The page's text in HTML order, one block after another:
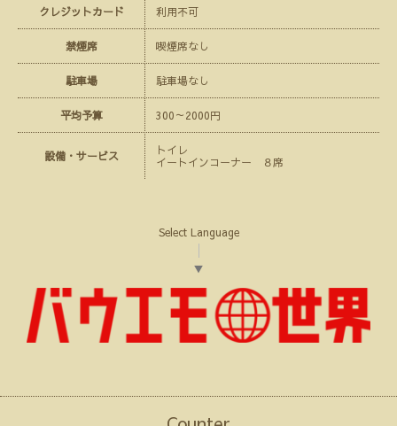
クレジットカード 利用不可
禁煙席 喫煙席なし
駐車場 駐車場なし
平均予算 300～2000円
設備・サービス
トイレ
イートインコーナー ８席
Select Language
▼